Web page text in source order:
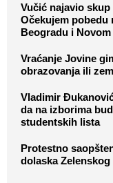
Vučić najavio
Očekujem pobedu
Beogradu i Novom
Vraćanje Jovine
obrazovanja ili
Vladimir
da na izborima
studentskih lista
Protestno
dolaska